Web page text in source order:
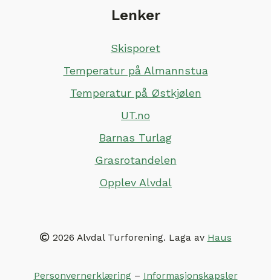
Lenker
Skisporet
Temperatur på Almannstua
Temperatur på Østkjølen
UT.no
Barnas Turlag
Grasrotandelen
Opplev Alvdal
2026 Alvdal Turforening. Laga av Haus
Personvernerklæring– Informasjonskapsler